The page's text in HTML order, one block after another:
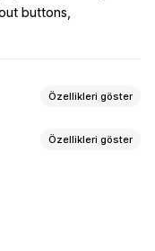
buttons
Özellikleri göster
Özellikleri göster